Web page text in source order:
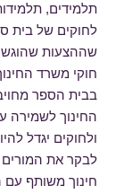
תלמידים,
לחוקים של בית
שההצעות שהוגשו
חוקי משרד
בבית הספר
החינוך לשמירה
ולחוקים יגדל
לבקר את
חינוך משותף עם